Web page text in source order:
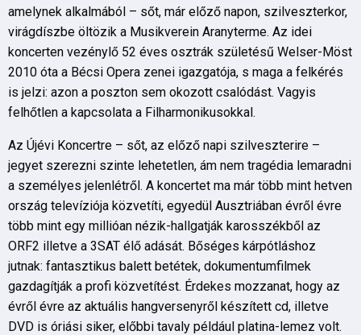
amelynek alkalmából – sőt, már előző napon, szilveszterkor,
virágdíszbe öltözik a Musikverein Aranyterme. Az idei
koncerten vezénylő 52 éves osztrák születésű Welser-Möst
2010 óta a Bécsi Opera zenei igazgatója, s maga a felkérés
is jelzi: azon a poszton sem okozott csalódást. Vagyis
felhőtlen a kapcsolata a Filharmonikusokkal.
Az Újévi Koncertre – sőt, az előző napi szilveszterire –
jegyet szerezni szinte lehetetlen, ám nem tragédia lemaradni
a személyes jelenlétről. A koncertet ma már több mint hetven
ország televíziója közvetíti, egyedül Ausztriában évről évre
több mint egy millióan nézik-hallgatják karosszékből az
ORF2 illetve a 3SAT élő adását. Bőséges kárpótláshoz
jutnak: fantasztikus balett betétek, dokumentumfilmek
gazdagítják a profi közvetítést. Érdekes mozzanat, hogy az
évről évre az aktuális hangversenyről készített cd, illetve
DVD is óriási siker, előbbi tavaly például platina-lemez volt.